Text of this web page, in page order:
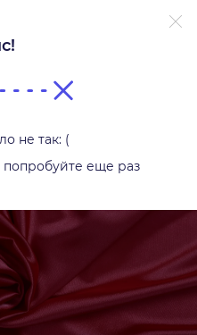
не так: (
еще раз